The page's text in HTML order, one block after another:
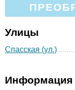
Улицы
Спасская (ул.)
Информация